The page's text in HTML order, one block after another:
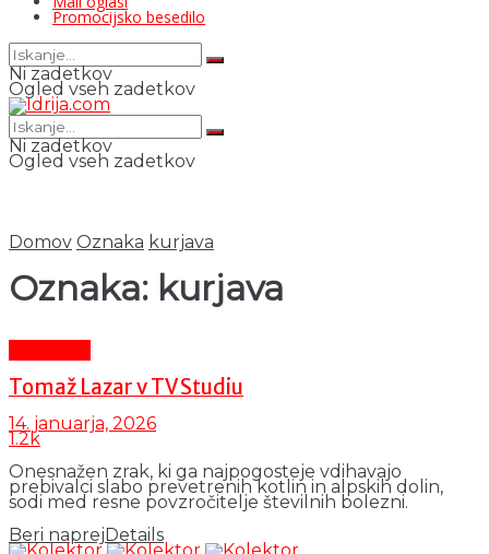
Promocijsko besedilo
Ni zadetkov
Ogled vseh zadetkov
Ni zadetkov
Ogled vseh zadetkov
Domov Oznaka kurjava
Oznaka: kurjava
Tomaž Lazar v TV Studiu
14. januarja, 2026
1.2k
Onesnažen zrak, ki ga najpogosteje vdihavajo
prebivalci slabo prevetrenih kotlin in alpskih dolin,
sodi med resne povzročitelje številnih bolezni.
Beri naprej Details